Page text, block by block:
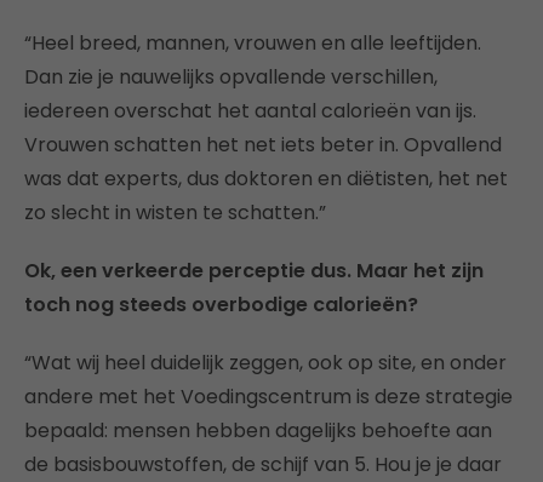
“Heel breed, mannen, vrouwen en alle leeftijden.
Dan zie je nauwelijks opvallende verschillen,
iedereen overschat het aantal calorieën van ijs.
Vrouwen schatten het net iets beter in. Opvallend
was dat experts, dus doktoren en diëtisten, het net
zo slecht in wisten te schatten.”
Ok, een verkeerde perceptie dus. Maar het zijn
toch nog steeds overbodige calorieën?
“Wat wij heel duidelijk zeggen, ook op site, en onder
andere met het Voedingscentrum is deze strategie
bepaald: mensen hebben dagelijks behoefte aan
de basisbouwstoffen, de schijf van 5. Hou je je daar